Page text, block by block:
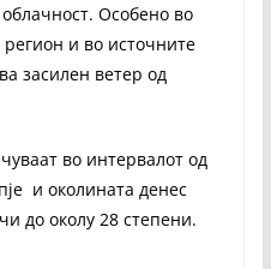
Особено во
и во источните
засилен ветер од
во интервалот од
и околината денес
до околу 28 степени.